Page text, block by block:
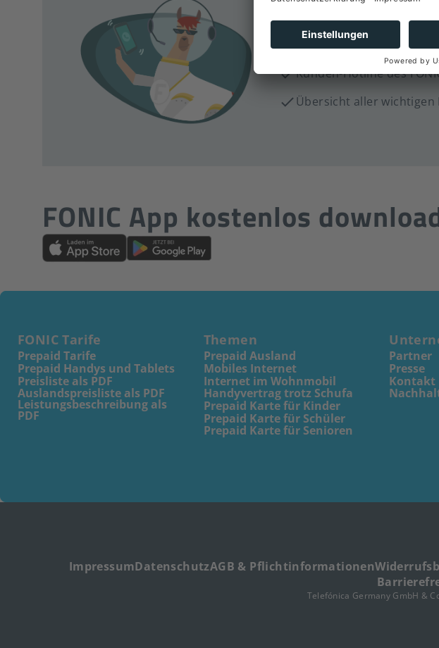
Direkter
Möchtest du immer und
hast, helfen dir unsere
Kunden-Hotline des
Übersicht aller
FONIC App kostenlos
FONIC Tarife
Prepaid Tarife
Prepaid Handys und Tablets
Preisliste als PDF
Auslandspreisliste als PDF
Leistungsbeschreibung als
PDF
Themen
Prepaid Ausland
Mobiles Internet
Internet im Wohnmobil
Handyvertrag trotz Schufa
Prepaid Karte für Kinder
Prepaid Karte für Schüler
Prepaid Karte für Senioren
Partner
Presse
Kontakt
ImpressumDatenschutzAGB & Pflichtinformationen
Telefónica Germany GmbH &